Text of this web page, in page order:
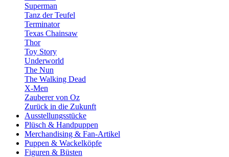
Superman
Tanz der Teufel
Terminator
Texas Chainsaw
Thor
Toy Story
Underworld
The Nun
The Walking Dead
X-Men
Zauberer von Oz
Zurück in die Zukunft
Ausstellungsstücke
Plüsch & Handpuppen
Merchandising & Fan-Artikel
Puppen & Wackelköpfe
Figuren & Büsten